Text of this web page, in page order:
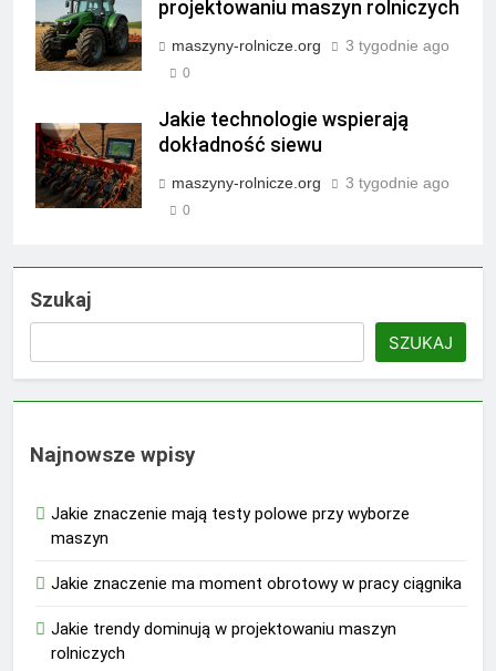
projektowaniu maszyn rolniczych
maszyny-rolnicze.org 3 tygodnie ago
0
Jakie technologie wspierają
dokładność siewu
maszyny-rolnicze.org 3 tygodnie ago
0
Szukaj
SZUKAJ
Najnowsze wpisy
Jakie znaczenie mają testy polowe przy wyborze
maszyn
Jakie znaczenie ma moment obrotowy w pracy ciągnika
Jakie trendy dominują w projektowaniu maszyn
rolniczych